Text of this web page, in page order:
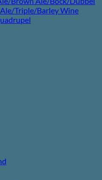
Triple/Barley Wine